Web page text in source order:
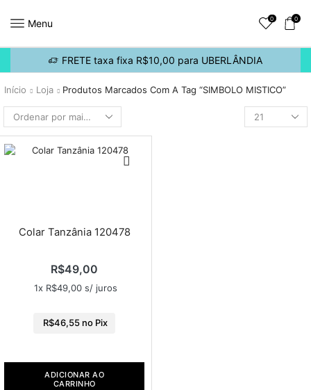
Menu 0 0
FRETE taxa fixa R$10,00 para UBERLÂNDIA
Início Loja Produtos Marcados Com A Tag “SIMBOLO MISTICO”
Colar Tanzânia 120478
R$49,00
1x R$49,00s/ juros
R$46,55 no Pix
ADICIONAR AO
CARRINHO